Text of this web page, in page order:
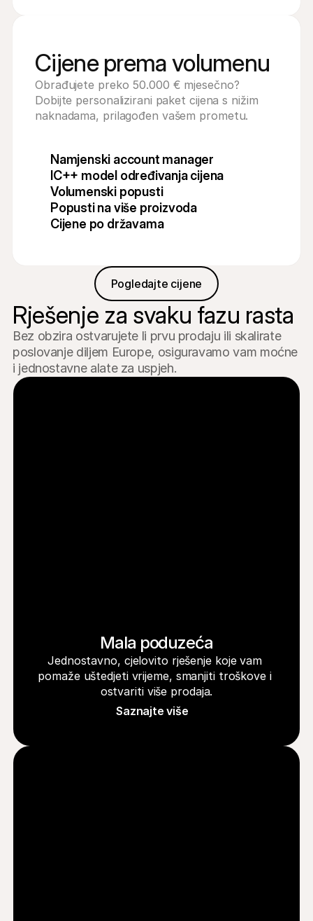
Cijene prema volumenu
Obrađujete preko 50.000 € mjesečno?
Dobijte personalizirani paket cijena s nižim
naknadama, prilagođen vašem prometu.
Namjenski account manager
IC++ model određivanja cijena
Volumenski popusti
Popusti na više proizvoda
Cijene po državama
Pogledajte cijene
Rješenje za svaku fazu rasta
Bez obzira ostvarujete li prvu prodaju ili skalirate
poslovanje diljem Europe, osiguravamo vam moćne
i jednostavne alate za uspjeh.
Mala poduzeća
Jednostavno, cjelovito rješenje koje vam
pomaže uštedjeti vrijeme, smanjiti troškove i
ostvariti više prodaja.
Saznajte više